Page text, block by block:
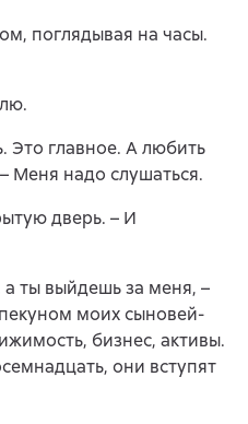
поглядывая на часы.
Это главное. А любить
Меня надо слушаться.
дверь. – И
ты выйдешь за меня, –
моих сыновей-
бизнес, активы.
они вступят